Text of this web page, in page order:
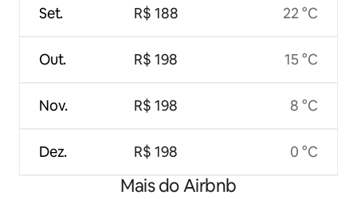
Set.
Out.
Nov.
Dez.
R$ 188
R$ 198
R$ 198
R$ 198
22 °C
15 °C
8 °C
0 °C
Mais do Airbnb